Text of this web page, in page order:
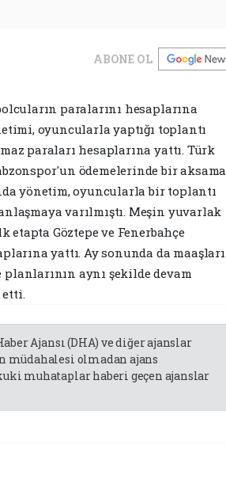
ABONE OL
paralarını hesaplarına
oyuncularla yaptığı toplantı
paraları hesaplarına yattı. Türk
ödemelerinde bir aksama
yönetim, oyuncularla bir toplantı
varılmıştı. Meşin yuvarlak
Göztepe ve Fenerbahçe
yattı. Ay sonunda da maaşları
aynı şekilde devam
etti.
Ajansı (DHA) ve diğer ajanslar
olmadan ajans
muhataplar haberi geçen ajanslar